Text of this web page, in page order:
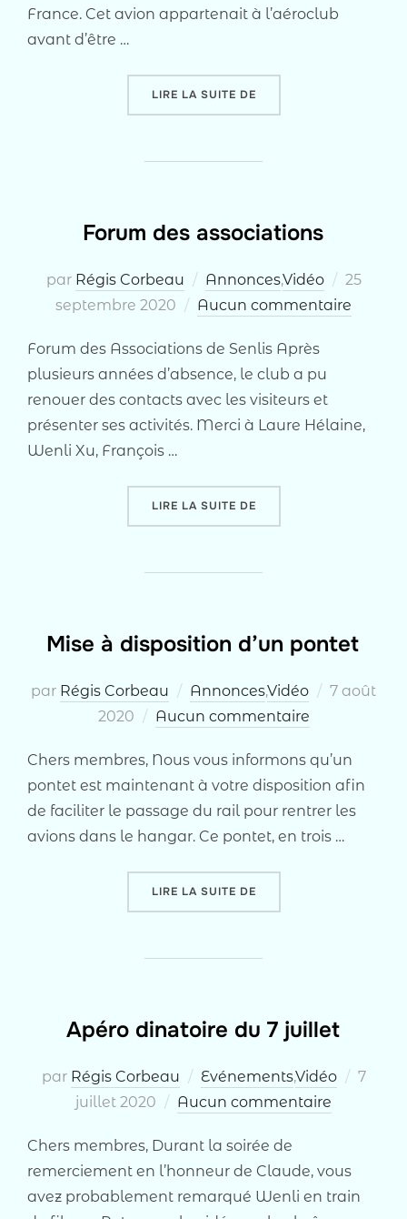
France. Cet avion appartenait à l’aéroclub
avant d’être …
LIRE LA SUITE DE« LE HUREL DUBOIS
Forum des associations
par Régis Corbeau Annonces,Vidéo
Publié
le
25
septembre 2020
Aucun commentaire
Forum des Associations de Senlis Après
plusieurs années d’absence, le club a pu
renouer des contacts avec les visiteurs et
présenter ses activités. Merci à Laure Hélaine,
Wenli Xu, François …
LIRE LA SUITE DE« FORUM DES
Mise à disposition d’un pontet
par Régis Corbeau Annonces,Vidéo
Publié
7 août
2020
Aucun commentaire
Chers membres, Nous vous informons qu’un
pontet est maintenant à votre disposition afin
de faciliter le passage du rail pour rentrer les
avions dans le hangar. Ce pontet, en trois …
LIRE LA SUITE DE« MISE À DISPOSITION
Apéro dinatoire du 7 juillet
par Régis Corbeau Evénements,Vidéo
Publié
7
juillet 2020
Aucun commentaire
Chers membres, Durant la soirée de
remerciement en l’honneur de Claude, vous
avez probablement remarqué Wenli en train